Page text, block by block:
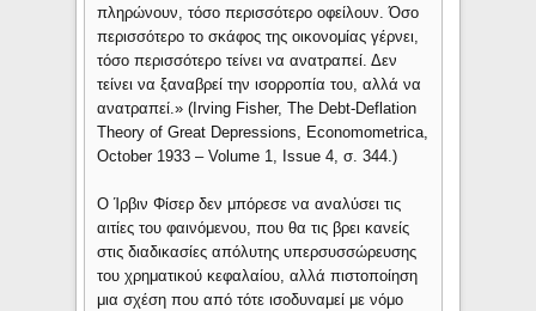
πληρώνουν, τόσο περισσότερο οφείλουν. Όσο
περισσότερο το σκάφος της οικονομίας γέρνει,
τόσο περισσότερο τείνει να ανατραπεί. Δεν
τείνει να ξαναβρεί την ισορροπία του, αλλά να
ανατραπεί.» (Irving Fisher, The Debt-Deflation
Theory of Great Depressions, Economometrica,
October 1933 – Volume 1, Issue 4, σ. 344.)
Ο Ίρβιν Φίσερ δεν μπόρεσε να αναλύσει τις
αιτίες του φαινόμενου, που θα τις βρει κανείς
στις διαδικασίες απόλυτης υπερσυσσώρευσης
του χρηματικού κεφαλαίου, αλλά πιστοποίηση
μια σχέση που από τότε ισοδυναμεί με νόμο